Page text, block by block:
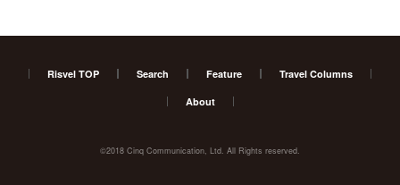
Risvel TOP Search Feature Travel Columns
About
©2018 Cinq Communication, Ltd. All Rights reserved.